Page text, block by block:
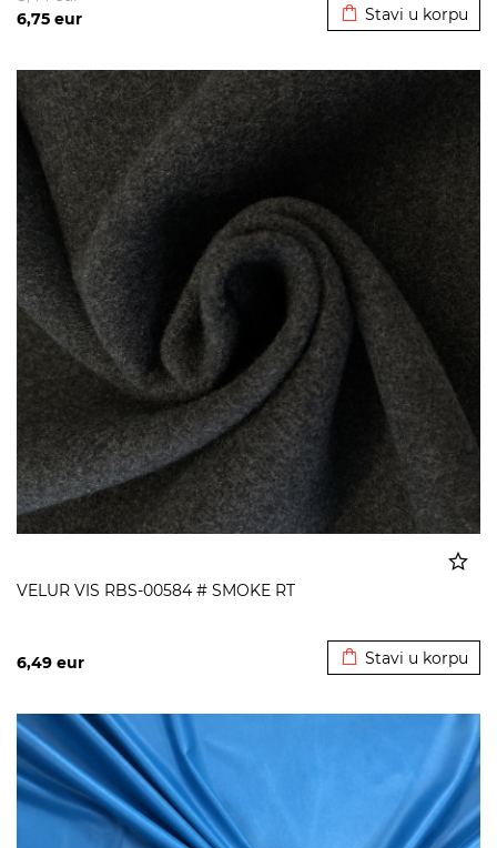
6,75 eur
Stavi u korpu
VELUR VIS RBS-00584 # SMOKE RT
6,49 eur Stavi u korpu